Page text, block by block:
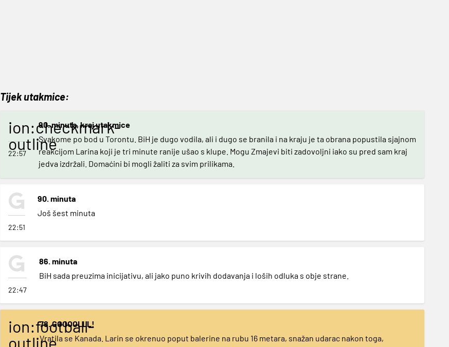
Tijek utakmice:
ion:checkmark-
outline
22:57
90. minuta, kraj utakmice
Svakome po bod u Torontu. BiH je dugo vodila, ali i dugo se branila i na kraju je ta obrana popustila sjajnom
reakcijom Larina koji je tri minute ranije ušao s klupe. Mogu Zmajevi biti zadovoljni iako su pred sam kraj
jedva izdržali. Domaćini bi mogli žaliti za svim prilikama.
22:51
90. minuta
Još šest minuta
22:47
86. minuta
BiH sada preuzima inicijativu, ali jako puno krivih dodavanja i loših odluka s obje strane.
ion:football-
outline
78. GOOOOLLL!
Vratila se Kanada. Larin se okrenuo poput balerine na rubu 16 metara, snažan udarac nakon toga,